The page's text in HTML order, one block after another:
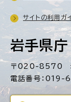
岩手県庁
〒020-8570 岩
電話番号：019-
サイトの利用ガ